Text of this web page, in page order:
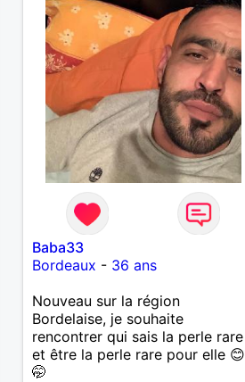
Baba33
Bordeaux - 36 ans
Nouveau sur la région
Bordelaise, je souhaite
rencontrer qui sais la perle rare
et être la perle rare pour elle 😊
🤭